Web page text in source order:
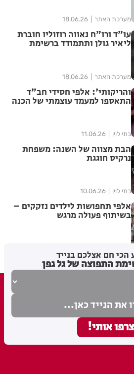
מערכת האתר 18.06.26
עו"ד ורו"ח נאווה רוזוליו חוברת
ליאיר גולן ותתמודד ברשימת
מערכת האתר 18.06.26
והריקותי': אלפי חסידי חב"ד
התאספו למעמד עוצמתי של הכנה
בתי לוין 11.06.26
הבת מצווה של השנה: משפחת
נרקיס חוגגת
בתי לוין 10.06.26
אלפי תחפושות לילדים נזקקים –
בשיתוף פעולה מרגש
הכי חם אצלכם בנייד
התפוצה של גל גפן